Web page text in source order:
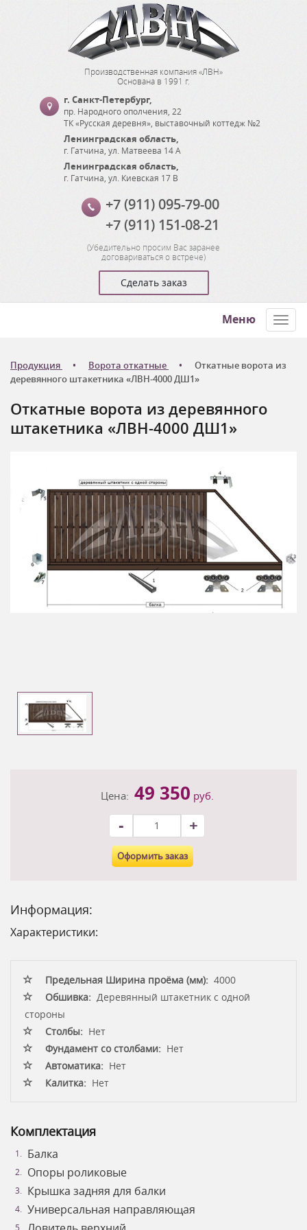
Производственная компания «ЛВН»
Основана в 1991 г.
г. Санкт-Петербург,
пр. Народного ополчения, 22
ТК «Русская деревня», выставочный коттедж №2
Ленинградская область,
г. Гатчина ул. Матвеева 14 А
Ленинградская область,
г. Гатчина ул. Киевская 17 В
+7 (911) 095-79-00
+7 (911) 151-08-21
(Убедительно просим Вас заранее
договариваться о встрече)
Сделать заказ
Меню
Продукция Ворота откатные
Откатные ворота из
деревянного штакетника «ЛВН-4000 ДШ1»
Откатные ворота из деревянного
штакетника «ЛВН-4000 ДШ1»
Цена: 49 350 руб.
- +
Оформить заказ
Информация:
Характеристики:
Предельная Ширина проёма (мм): 4000
Обшивка: Деревянный штакетник с одной
стороны
Столбы: Нет
Фундамент со столбами: Нет
Автоматика: Нет
Калитка: Нет
Комплектация
Балка
Опоры роликовые
Крышка задняя для балки
Универсальная направляющая